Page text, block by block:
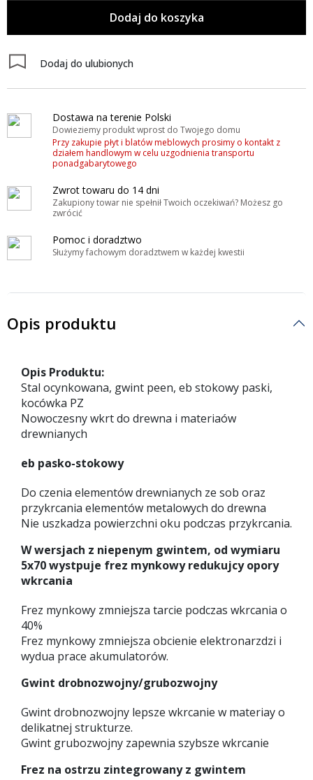
Dodaj do koszyka
Dodaj do ulubionych
Dostawa na terenie Polski
Dowieziemy produkt wprost do Twojego domu
Przy zakupie płyt i blatów meblowych prosimy o kontakt z
działem handlowym w celu uzgodnienia transportu
ponadgabarytowego
Zwrot towaru do 14 dni
Zakupiony towar nie spełnił Twoich oczekiwań? Możesz go
zwrócić
Pomoc i doradztwo
Służymy fachowym doradztwem w każdej kwestii
Opis produktu
Opis Produktu:
Stal ocynkowana, gwint peen, eb stokowy paski,
kocówka PZ
Nowoczesny wkrt do drewna i materiaów
drewnianych
eb pasko-stokowy
Do czenia elementów drewnianych ze sob oraz
przykrcania elementów metalowych do drewna
Nie uszkadza powierzchni oku podczas przykrcania.
W wersjach z niepenym gwintem, od wymiaru
5x70 wystpuje frez mynkowy redukujcy opory
wkrcania
Frez mynkowy zmniejsza tarcie podczas wkrcania o
40%
Frez mynkowy zmniejsza obcienie elektronarzdzi i
wydua prace akumulatorów.
Gwint drobnozwojny/grubozwojny
Gwint drobnozwojny lepsze wkrcanie w materiay o
delikatnej strukturze.
Gwint grubozwojny zapewnia szybsze wkrcanie
Frez na ostrzu zintegrowany z gwintem